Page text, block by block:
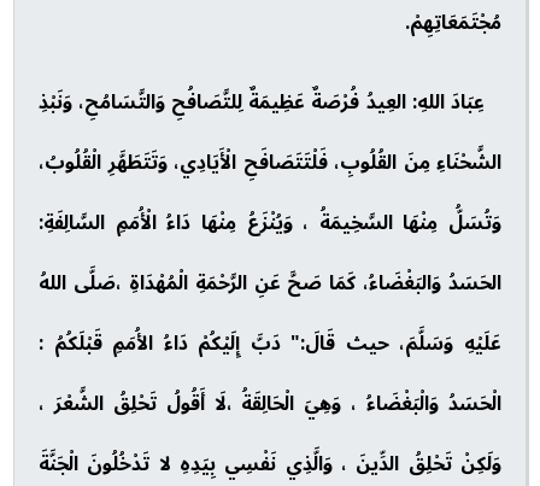
مُجْتَمَعَاتِهِمْ.
عِبَادَ اللهِ: العِيدُ فُرْصَةٌ عَظِيمَةٌ لِلتَّصَافُحِ وَالتَّسَامُحِ، وَنَبْذِ
الشَّحْنَاءِ مِنَ القُلُوبِ، فَلْتَتَصَافَحِ الْأَيَادِي، وَتَتَطَهَّرِ الْقُلُوبُ،
وَتُسَلُّ مِنْهَا السَّخِيمَةُ ، وَيُنْزَعُ مِنْهَا دَاءُ الْأُمَمِ السَّالِفَةِ:
الحَسَدُ وَالبَغْضَاءُ، كَمَا صَحَّ عَنِ الرَّحْمَةِ الْمُهْدَاةِ ،صَلَّى اللهُ
عَلَيْهِ وَسَلَّمَ، حيث قَالَ:" دَبَّ إِلَيْكُمْ دَاءُ الأُمَمِ قَبْلَكُمُ :
الْحَسَدُ وَالْبَغْضَاءُ ، وَهِيَ الْحَالِقَةُ ،لَا أَقُولُ تَحْلِقُ الشَّعْرَ ،
وَلَكِنْ تَحْلِقُ الدِّينَ ، وَالَّذِي نَفْسِي بِيَدِهِ لا تَدْخُلُونَ الْجَنَّةَ